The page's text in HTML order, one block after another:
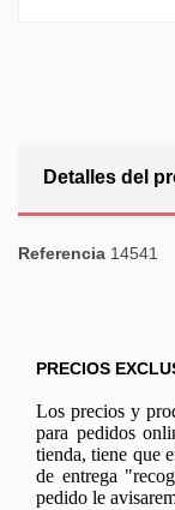
Detalles del
Referencia 14541
PRECIOS
Los precios y
para pedidos
tienda, tiene que
de entrega
pedido le